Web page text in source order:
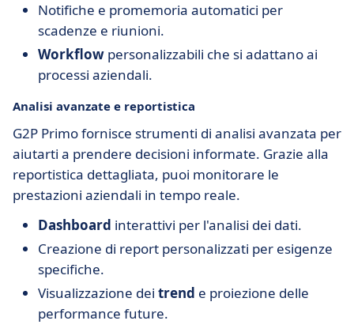
Notifiche e promemoria automatici per
scadenze e riunioni.
Workflow personalizzabili che si adattano ai
processi aziendali.
Analisi avanzate e reportistica
G2P Primo fornisce strumenti di analisi avanzata per
aiutarti a prendere decisioni informate. Grazie alla
reportistica dettagliata, puoi monitorare le
prestazioni aziendali in tempo reale.
Dashboard interattivi per l'analisi dei dati.
Creazione di report personalizzati per esigenze
specifiche.
Visualizzazione dei trend e proiezione delle
performance future.